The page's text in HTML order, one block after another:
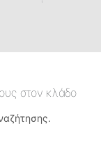
στον κλάδο